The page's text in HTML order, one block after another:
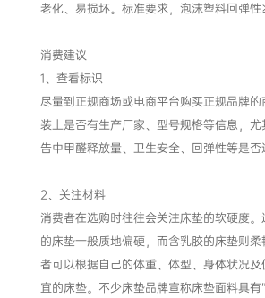
老化、易损坏。标准要求，泡沫塑料回弹性
消费建议
1、查看标识
尽量到正规商场或电商平台购买正规品牌
装上是否有生产厂家、型号规格等信息，
告中甲醛释放量、卫生安全、回弹性等是否
2、关注材料
消费者在选购时往往会关注床垫的软硬度
的床垫一般质地偏硬，而含乳胶的床垫则
者可以根据自己的体重、体型、身体状况
宜的床垫。不少床垫品牌宣称床垫面料具有“